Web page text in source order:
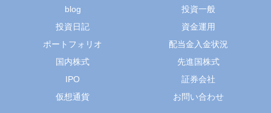
blog
投資一般
投資日記
資金運用
ポートフォリオ
配当金入金状況
国内株式
先進国株式
IPO
証券会社
仮想通貨
お問い合わせ